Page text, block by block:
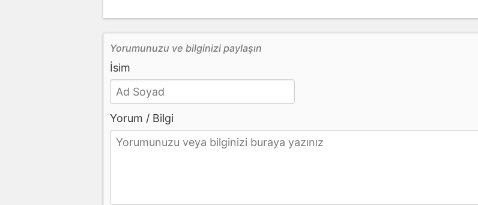
Yorumunuzu ve bilginizi paylaşın
İsim
Yorum / Bilgi